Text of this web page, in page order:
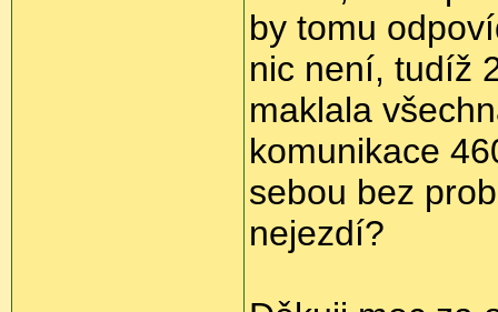
by tomu
nic není, tudíž
maklala
komunikace
sebou bez
nejezdí?